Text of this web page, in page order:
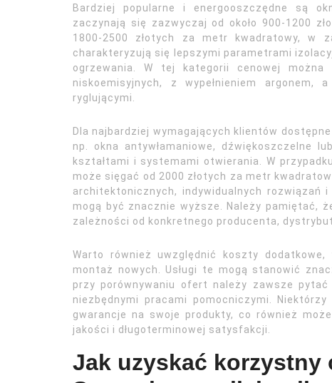
Bardziej popularne i energooszczędne są
zaczynają się zazwyczaj od około 900-1200
1800-2500 złotych za metr kwadratowy, w
charakteryzują się lepszymi parametrami
ogrzewania. W tej kategorii cenowej
niskoemisyjnych, z wypełnieniem
ryglującymi.
Dla najbardziej wymagających klientów
np. okna antywłamaniowe, dźwiękoszczelne
kształtami i systemami otwierania. W
może sięgać od 2000 złotych za metr
architektonicznych, indywidualnych rozwiązań
mogą być znacznie wyższe. Należy pamiętać,
zależności od konkretnego producenta,
Warto również uwzględnić koszty
montaż nowych. Usługi te mogą stanowić
przy porównywaniu ofert należy zawsze
niezbędnymi pracami pomocniczymi.
gwarancje na swoje produkty, co również
jakości i długoterminowej satysfakcji.
Jak uzyskać korzystny